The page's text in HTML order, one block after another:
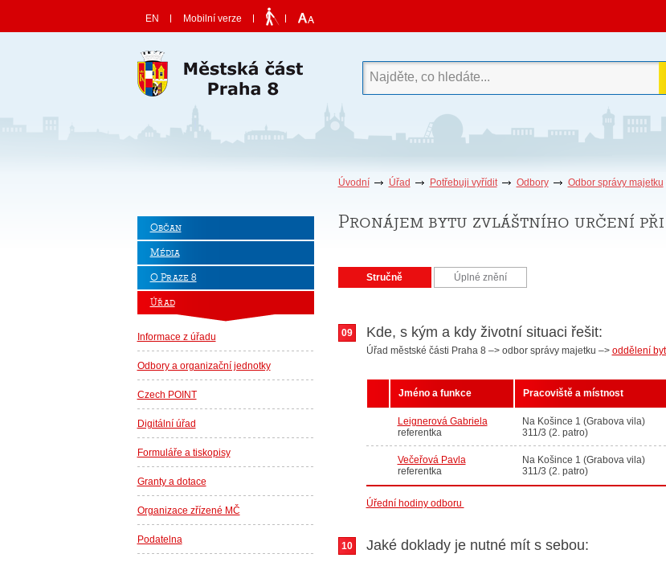
EN Mobilní verze
Úvodní Úřad Potřebuji vyřídit Odbory Odbor správy majetku
Občan
Média
O Praze 8
Úřad
Informace z úřadu
Odbory a organizační jednotky
Czech POINT
Digitální úřad
Formuláře a tiskopisy
Granty a dotace
Organizace zřízené MČ
Podatelna
Pronájem bytu zvláštního určení
Stručně Úplné znění
09 Kde, s kým a kdy životní situaci řešit:
Úřad městské části Praha 8 –> odbor správy majetku –> oddělení
Jméno a funkce Pracoviště a místnost
Leignerová Gabriela
referentka
Na Košince 1 (Grabova vila)
311/3 (2. patro)
Večeřová Pavla
referentka
Na Košince 1 (Grabova vila)
311/3 (2. patro)
Úřední hodiny odboru
10 Jaké doklady je nutné mít s sebou: